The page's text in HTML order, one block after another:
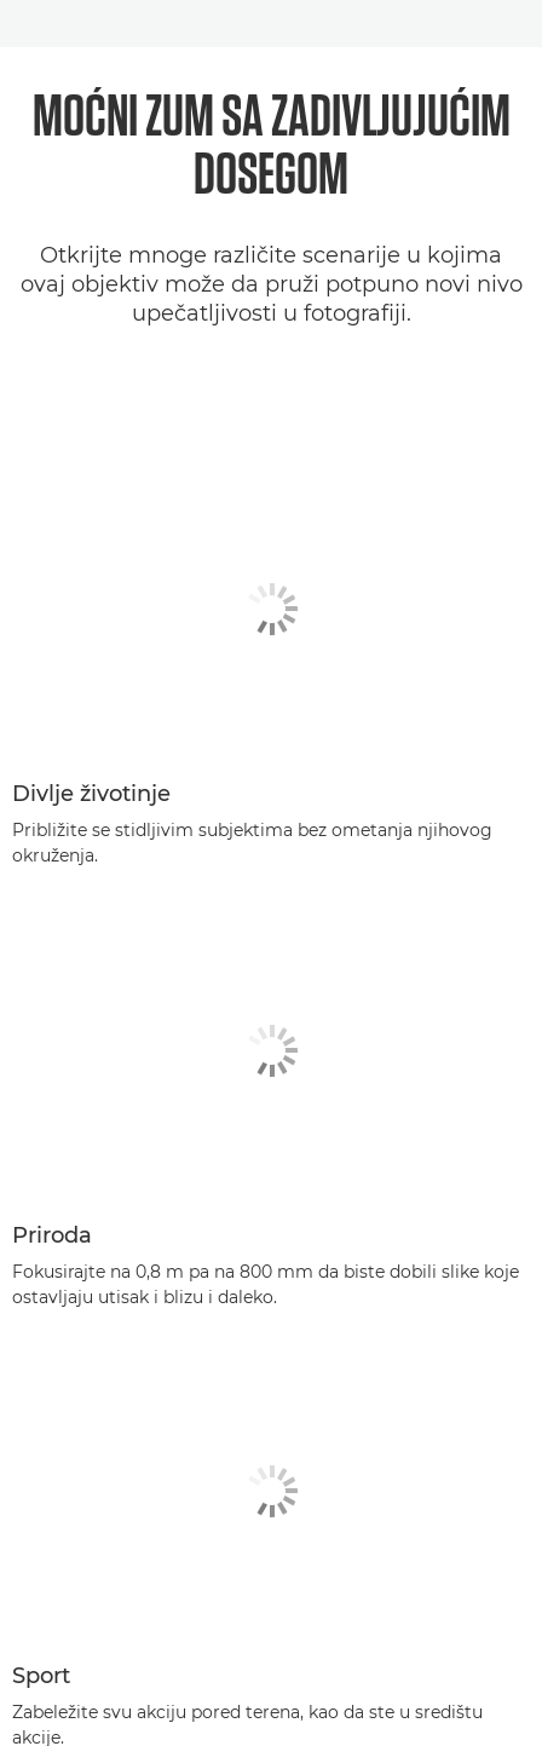
MOĆNI ZUMSA ZADIVLJUJUĆIM
DOSEGOM
Otkrijte mnoge različite scenarije u kojima
ovaj objektiv može da pruži potpuno novi nivo
upečatljivosti u fotografiji.
Divlje životinje
Približite se stidljivim subjektima bez ometanja njihovog
okruženja.
Priroda
Fokusirajte na 0,8 m pa na 800 mm da biste dobili slike koje
ostavljaju utisak i blizu i daleko.
Sport
Zabeležite svu akciju pored terena, kao da ste u središtu
akcije.